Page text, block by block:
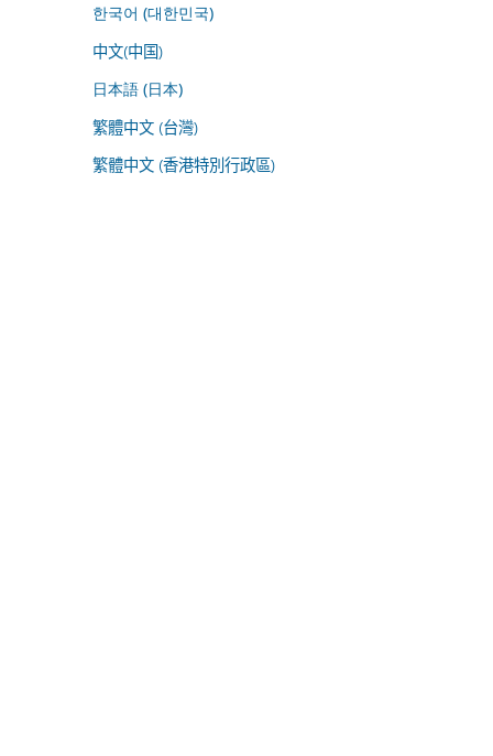
한국어 (대한민국)
中文(中国)
日本語 (日本)
繁體中文 (台灣)
繁體中文 (香港特別行政區)